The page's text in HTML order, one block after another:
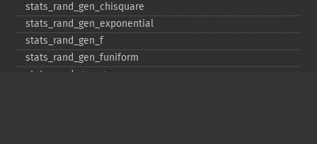
stats_​rand_​gen_​chisquare
stats_​rand_​gen_​exponential
stats_​rand_​gen_​f
stats_​rand_​gen_​funiform
stats_​rand_​gen_​gamma